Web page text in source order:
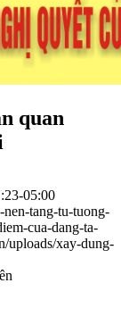
quan
05:00
tang-tu-tuong-
cua-dang-ta-
uploads/xay-dung-